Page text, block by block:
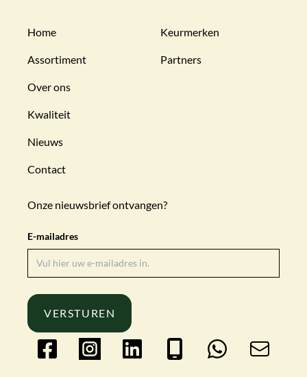
Home
Assortiment
Over ons
Kwaliteit
Nieuws
Contact
Keurmerken
Partners
Onze nieuwsbrief ontvangen?
E-mailadres
VERSTUREN